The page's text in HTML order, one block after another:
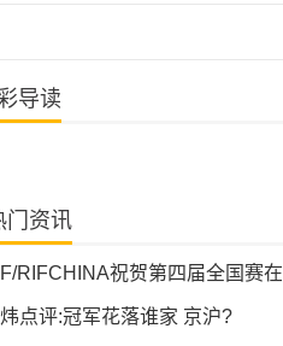
导读
门资讯
RIFCHINA祝贺第四届全国赛在
点评:冠军花落谁家 京沪?